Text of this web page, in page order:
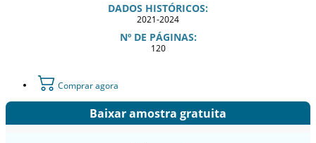
DADOS HISTÓRICOS:
2021-2024
Nº DE PÁGINAS:
120
Comprar agora
Baixar amostra gratuita